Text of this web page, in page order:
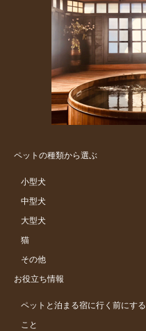
ペットの種類から選ぶ
小型犬
中型犬
大型犬
猫
その他
お役立ち情報
ペットと泊まる宿に行く前にする
こと